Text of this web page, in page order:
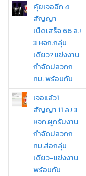
คุ้ยเจออีก 4
สัญญา
เบ็ดเสร็จ 66 ล.!
3 หจก.กลุ่ม
เดียว? แข่งงาน
กำจัดปลวกก
ทม. พร้อมกัน
เจอแล้ว1
สัญญา 11 ล.! 3
หจก.ผูกรับงาน
กำจัดปลวกก
ทม.ส่อกลุ่ม
เดียว-แข่งงาน
พร้อมกัน